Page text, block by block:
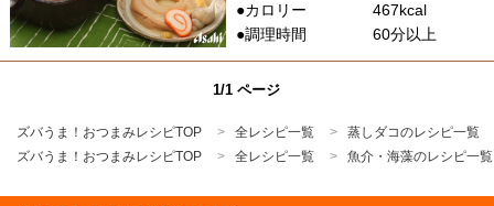
●カロリー
467kcal
●調理時間
60分以上
1/1 ページ
ズバうま！おつまみレシピTOP 全レシピ一覧
蒸しダコのレシピ一覧
ズバうま！おつまみレシピTOP
全レシピ一覧 魚介・海藻のレシピ一覧